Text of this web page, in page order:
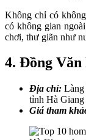
Không chỉ có
có không gian
chơi, thư giãn như
4. Đồng Văn
Địa chỉ:
tỉnh Hà Giang
Giá tham